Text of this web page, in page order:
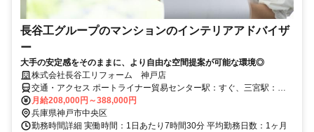
長谷工グループのマンションのインテリアアドバイザ
ー
大手の安定感をそのままに、より自由な空間提案が可能な環境◎
株式会社長谷工リフォーム 神戸店
交通・アクセス ポートライナー貿易センター駅：すぐ、三宮駅：徒
歩10分
月給208,000円～388,000円
兵庫県神戸市中央区
勤務時間詳細 実働時間：1日あたり7時間30分 平均勤務日数：1ヶ月